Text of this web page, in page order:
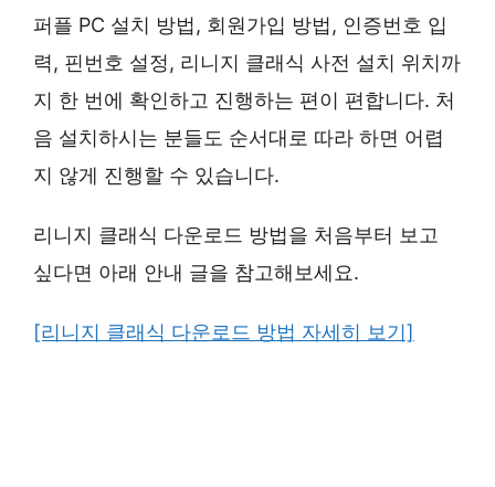
퍼플 PC 설치 방법, 회원가입 방법, 인증번호 입
력, 핀번호 설정, 리니지 클래식 사전 설치 위치까
지 한 번에 확인하고 진행하는 편이 편합니다. 처
음 설치하시는 분들도 순서대로 따라 하면 어렵
지 않게 진행할 수 있습니다.
리니지 클래식 다운로드 방법을 처음부터 보고
싶다면 아래 안내 글을 참고해보세요.
[리니지 클래식 다운로드 방법 자세히 보기]